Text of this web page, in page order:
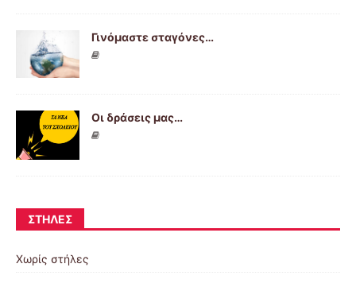
Γινόμαστε σταγόνες…
Οι δράσεις μας…
ΣΤΉΛΕΣ
Χωρίς στήλες